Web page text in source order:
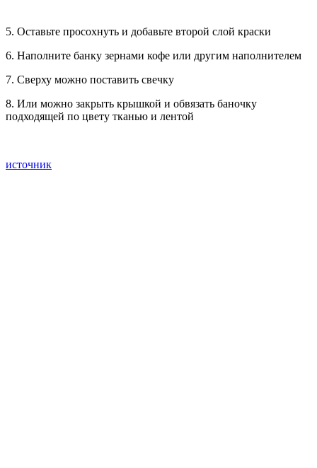
5. Оставьте просохнуть и добавьте второй слой краски
6. Наполните банку зернами кофе или другим наполнителем
7. Сверху можно поставить свечку
8. Или можно закрыть крышкой и обвязать баночку
подходящей по цвету тканью и лентой
источник